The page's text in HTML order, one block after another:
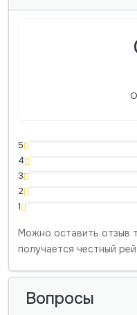
5
4
3
2
1
Можно оставить отзыв
получается честный
Вопросы